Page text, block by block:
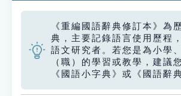
《重編國語辭典修訂本》為
典，主要記錄語言使用歷程
語文研究者。若您是為小學
（職）的學習或教學，建議
《國語小字典》或《國語辭